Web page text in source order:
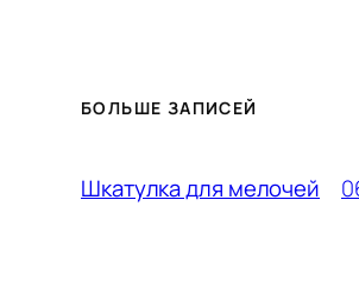
БОЛЬШЕ ЗАПИСЕЙ
Шкатулка для мелочей